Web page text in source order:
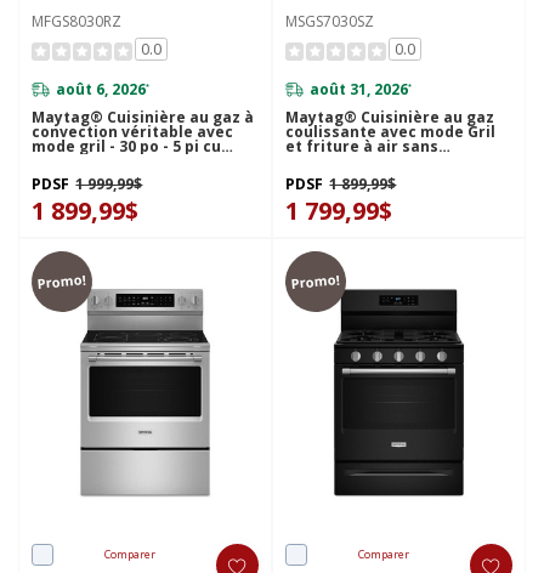
MFGS8030RZ
0.0
août 6, 2026*
Maytag® Cuisinière au gaz à
convection véritable avec
mode gril - 30 po - 5 pi cu
MFGS8030RZ
PDSF 1 999,99$
1 899,99$
MSGS7030SZ
0.0
août 31, 2026*
Maytag® Cuisinière au gaz
coulissante avec mode Gril
et friture à air sans
MSGS7030SZ
PDSF 1 899,99$
1 799,99$
Promo!
Comparer
Promo!
Comparer